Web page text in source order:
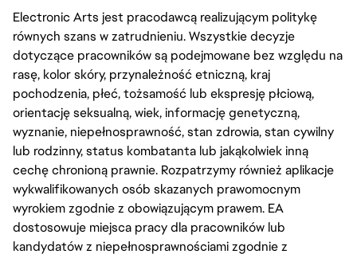
Electronic Arts jest pracodawcą realizującym politykę
równych szans w zatrudnieniu. Wszystkie decyzje
dotyczące pracowników są podejmowane bez względu na
rasę, kolor skóry, przynależność etniczną, kraj
pochodzenia, płeć, tożsamość lub ekspresję płciową,
orientację seksualną, wiek, informację genetyczną,
wyznanie, niepełnosprawność, stan zdrowia, stan cywilny
lub rodzinny, status kombatanta lub jakąkolwiek inną
cechę chronioną prawnie. Rozpatrzymy również aplikacje
wykwalifikowanych osób skazanych prawomocnym
wyrokiem zgodnie z obowiązującym prawem. EA
dostosowuje miejsca pracy dla pracowników lub
kandydatów z niepełnosprawnościami zgodnie z